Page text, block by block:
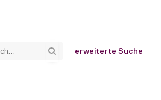
erweiterte Suche